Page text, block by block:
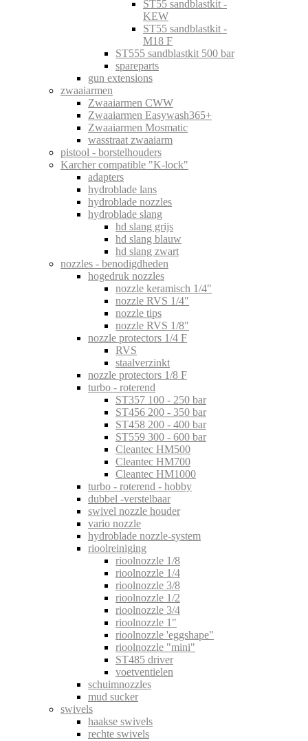
ST55 sandblastkit -
KEW
ST55 sandblastkit -
M18 F
ST555 sandblastkit 500 bar
spareparts
gun extensions
zwaaiarmen
Zwaaiarmen CWW
Zwaaiarmen Easywash365+
Zwaaiarmen Mosmatic
wasstraat zwaaiarm
pistool - borstelhouders
Karcher compatible "K-lock"
adapters
hydroblade lans
hydroblade nozzles
hydroblade slang
hd slang grijs
hd slang blauw
hd slang zwart
nozzles - benodigdheden
hogedruk nozzles
nozzle keramisch 1/4"
nozzle RVS 1/4"
nozzle tips
nozzle RVS 1/8"
nozzle protectors 1/4 F
RVS
staalverzinkt
nozzle protectors 1/8 F
turbo - roterend
ST357 100 - 250 bar
ST456 200 - 350 bar
ST458 200 - 400 bar
ST559 300 - 600 bar
Cleantec HM500
Cleantec HM700
Cleantec HM1000
turbo - roterend - hobby
dubbel -verstelbaar
swivel nozzle houder
vario nozzle
hydroblade nozzle-system
rioolreiniging
rioolnozzle 1/8
rioolnozzle 1/4
rioolnozzle 3/8
rioolnozzle 1/2
rioolnozzle 3/4
rioolnozzle 1"
rioolnozzle 'eggshape"
rioolnozzle "mini"
ST485 driver
voetventielen
schuimnozzles
mud sucker
swivels
haakse swivels
rechte swivels